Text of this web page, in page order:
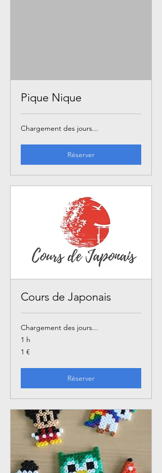
Pique Nique
Chargement des jours...
Réserver
Cours de Japonais
Chargement des jours...
1 h
1
euro
1 €
Réserver